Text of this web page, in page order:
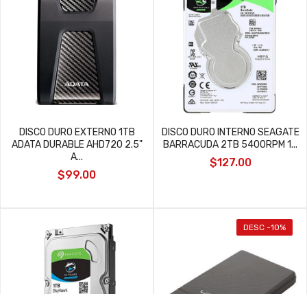
DISCO DURO EXTERNO 1TB
ADATA DURABLE AHD720 2.5"
A...
$99.00
DISCO DURO INTERNO SEAGATE
BARRACUDA 2TB 5400RPM 1...
$127.00
DESC -10%